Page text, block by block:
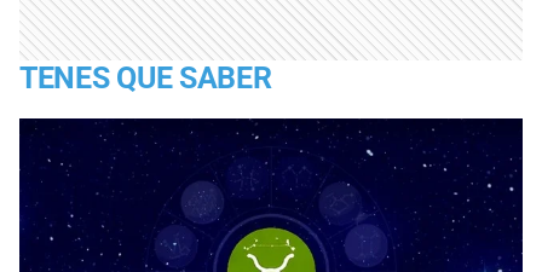
TENES QUE SABER